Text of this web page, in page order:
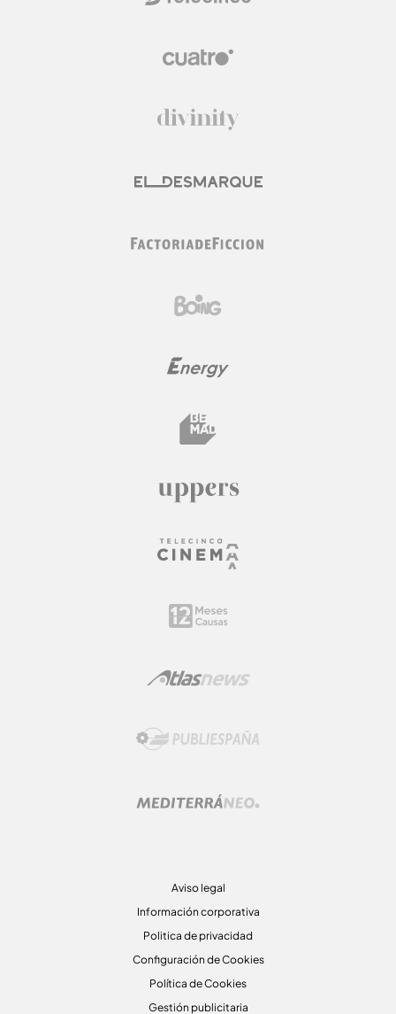
Aviso legal
Información corporativa
Politica de privacidad
Configuración de Cookies
Política de Cookies
Gestión publicitaria